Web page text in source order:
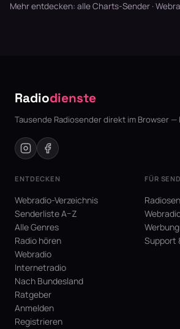
Mehr entdecken: alle Charts-Sender ·
Radiodienste
Tausende Radiosender direkt im Browser
ENTDECKEN
Webradio-Verzeichnis
Senderliste A–Z
Alle Genres
Radio hören
Webradio
Internetradio
Nach Bundesland
Ratgeber
Anmelden
Registrieren
FÜR
Support